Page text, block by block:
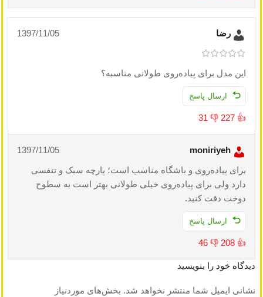
رضا 1397/11/05
این مدل برای پیاده‌روی طولانی مناسبه؟
ارسال پاسخ
👍
227
👎
31
moniriyeh
1397/11/05
برای پیاده‌روی و باشگاه مناسب است؛ پارچه سبک و تنفسی
دارد ولی برای پیاده‌روی خیلی طولانی بهتر است به سطوح
دوخت دقت کنید.
ارسال پاسخ
👍
208
👎
46
دیدگاه خود را بنویسید
نشانی ایمیل شما منتشر نخواهد شد. بخش‌های موردنیاز